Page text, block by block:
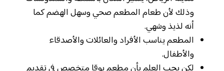
وذلك لأن طعام المطعم صحي وسهل الهضم كما
أنه لذيذ وشهي.
المطعم يناسب الأفراد والعائلات والأصدقاء
والأطفال.